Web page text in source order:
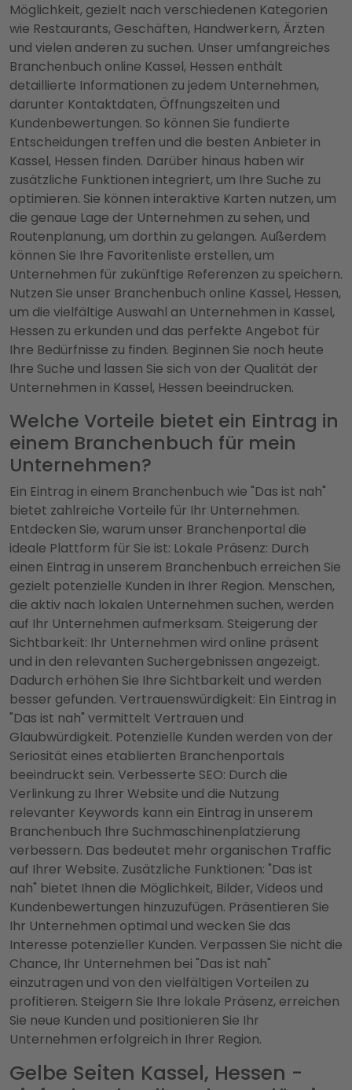
Möglichkeit, gezielt nach verschiedenen Kategorien
wie Restaurants, Geschäften, Handwerkern, Ärzten
und vielen anderen zu suchen. Unser umfangreiches
Branchenbuch online Kassel, Hessen enthält
detaillierte Informationen zu jedem Unternehmen,
darunter Kontaktdaten, Öffnungszeiten und
Kundenbewertungen. So können Sie fundierte
Entscheidungen treffen und die besten Anbieter in
Kassel, Hessen finden. Darüber hinaus haben wir
zusätzliche Funktionen integriert, um Ihre Suche zu
optimieren. Sie können interaktive Karten nutzen, um
die genaue Lage der Unternehmen zu sehen, und
Routenplanung, um dorthin zu gelangen. Außerdem
können Sie Ihre Favoritenliste erstellen, um
Unternehmen für zukünftige Referenzen zu speichern.
Nutzen Sie unser Branchenbuch online Kassel, Hessen,
um die vielfältige Auswahl an Unternehmen in Kassel,
Hessen zu erkunden und das perfekte Angebot für
Ihre Bedürfnisse zu finden. Beginnen Sie noch heute
Ihre Suche und lassen Sie sich von der Qualität der
Unternehmen in Kassel, Hessen beeindrucken.
Welche Vorteile bietet ein Eintrag in
einem Branchenbuch für mein
Unternehmen?
Ein Eintrag in einem Branchenbuch wie "Das ist nah"
bietet zahlreiche Vorteile für Ihr Unternehmen.
Entdecken Sie, warum unser Branchenportal die
ideale Plattform für Sie ist: Lokale Präsenz: Durch
einen Eintrag in unserem Branchenbuch erreichen Sie
gezielt potenzielle Kunden in Ihrer Region. Menschen,
die aktiv nach lokalen Unternehmen suchen, werden
auf Ihr Unternehmen aufmerksam. Steigerung der
Sichtbarkeit: Ihr Unternehmen wird online präsent
und in den relevanten Suchergebnissen angezeigt.
Dadurch erhöhen Sie Ihre Sichtbarkeit und werden
besser gefunden. Vertrauenswürdigkeit: Ein Eintrag in
"Das ist nah" vermittelt Vertrauen und
Glaubwürdigkeit. Potenzielle Kunden werden von der
Seriosität eines etablierten Branchenportals
beeindruckt sein. Verbesserte SEO: Durch die
Verlinkung zu Ihrer Website und die Nutzung
relevanter Keywords kann ein Eintrag in unserem
Branchenbuch Ihre Suchmaschinenplatzierung
verbessern. Das bedeutet mehr organischen Traffic
auf Ihrer Website. Zusätzliche Funktionen: "Das ist
nah" bietet Ihnen die Möglichkeit, Bilder, Videos und
Kundenbewertungen hinzuzufügen. Präsentieren Sie
Ihr Unternehmen optimal und wecken Sie das
Interesse potenzieller Kunden. Verpassen Sie nicht die
Chance, Ihr Unternehmen bei "Das ist nah"
einzutragen und von den vielfältigen Vorteilen zu
profitieren. Steigern Sie Ihre lokale Präsenz, erreichen
Sie neue Kunden und positionieren Sie Ihr
Unternehmen erfolgreich in Ihrer Region.
Gelbe Seiten Kassel, Hessen -